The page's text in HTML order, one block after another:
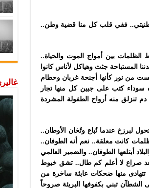
ففي قلب كل منا قضية وطن..
بين أمواج الموت والحياة..
جثث وهياكل لأناس كانوا
من نور كأنها أجنحة غربان وحطام
سوداء كتب على جبين كل منها تجار
تنزلق منه أرواح الطفولة المشردة
لبرزخ عندما تُباع وتُخان الأوطان..
كانت معلقة.. نعم أنه الطوفان..
أبتلعها الطوفان.. والضمير العالمي
صراع لا أعلم كم طال.. تشق خيوط
تتهادى منها ضحكات عابثة ساخرة من
تبني بكفوفها البريئة صروحاً